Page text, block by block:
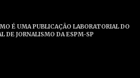
É UMA PUBLICAÇÃO LABORATORIAL DO
DE JORNALISMO DA ESPM-SP